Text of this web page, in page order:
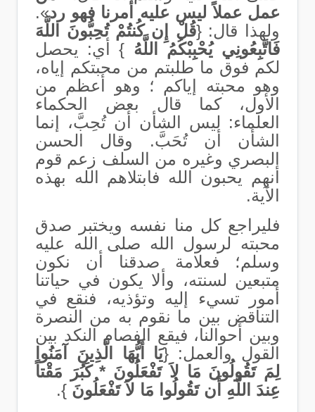
عمل عملاً ليس عليه أمرنا فهو رد».
ولهذا قال:{قُلْ إِن كُنتُمْ تُحِبُّونَ اللَّهَ
فَاتَّبِعُونِي يُحْبِبْكُمُ اللَّهُ }
أي: يحصل
لكم فوق ما طلبتم من محبتكم إياه،
وهو محبته إياكم ؛ وهو أعظم من
الأول، كما قال بعض الحكماء
العلماء: ليس الشأن أن تُحِبَّ، إنما
الشأن أن تُحَبَّ. وقال الحسن
البصري وغيره من السلف زعم قوم
أنهم يحبون الله فابتلاهم الله بهذه
الآية.
فليراجع كل منا نفسه ويختبر صدق
محبته لرسول الله صلى الله عليه
وسلم؛ فعلامة صدقنا أن نكون
متبعين لسنته، وألا يكون في حياتنا
أمور تسيء إليه وتؤذيه، فنقع في
التناقض بين ما نقوم به من النصرة
وبين أحوالنا، فيقع الفصام النكد بين
القول والعمل: {يَا أَيُّهَا الَّذِينَ آمَنُوا
لِمَ تَقُولُونَ مَا لاَ تَفْعَلُونَ * كَبُرَ مَقْتاً
عِندَ اللَّهِ أَن تَقُولُوا مَا لاَ تَفْعَلُونَ }
.